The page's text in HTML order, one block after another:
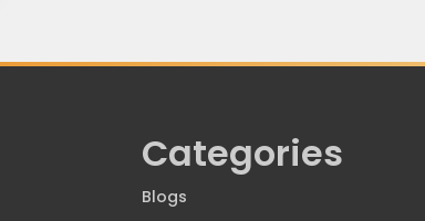
Categories
Blogs